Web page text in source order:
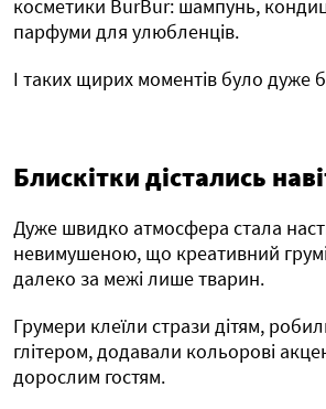
косметики BurBur: шампунь,
парфуми для улюбленців.
І таких щирих моментів було дуже
Блискітки дістались
Дуже швидко атмосфера стала
невимушеною, що креативний
далеко за межі лише тварин.
Грумери клеїли стрази дітям,
глітером, додавали кольорові
дорослим гостям.